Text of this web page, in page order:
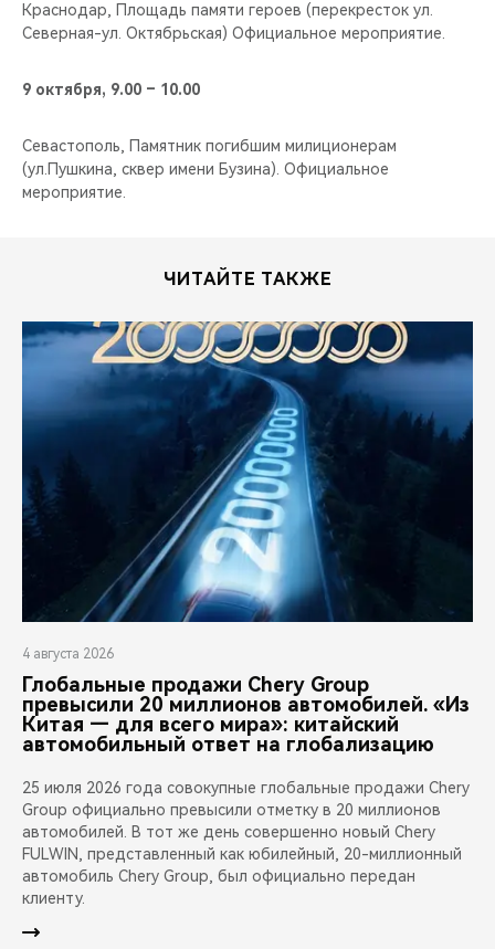
Краснодар, Площадь памяти героев (перекресток ул.
Северная-ул. Октябрьская) Официальное мероприятие.
9 октября, 9.00 – 10.00
Севастополь, Памятник погибшим милиционерам
(ул.Пушкина, сквер имени Бузина). Официальное
мероприятие.
ЧИТАЙТЕ ТАКЖЕ
4 августа 2026
Глобальные продажи Chery Group
превысили 20 миллионов автомобилей. «Из
Китая — для всего мира»: китайский
автомобильный ответ на глобализацию
25 июля 2026 года совокупные глобальные продажи Chery
Group официально превысили отметку в 20 миллионов
автомобилей. В тот же день совершенно новый Chery
FULWIN, представленный как юбилейный, 20-миллионный
автомобиль Chery Group, был официально передан
клиенту.